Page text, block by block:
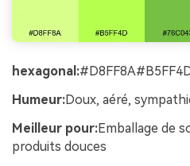
hexagonal:
Humeur:Doux, aéré,
Meilleur pour:Emballage de
produits douces